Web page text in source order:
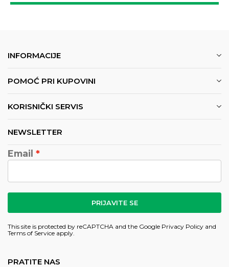
INFORMACIJE
POMOĆ PRI KUPOVINI
KORISNIČKI SERVIS
NEWSLETTER
Email
PRIJAVITE SE
This site is protected by reCAPTCHA and the Google Privacy Policy and
Terms of Service apply.
PRATITE NAS